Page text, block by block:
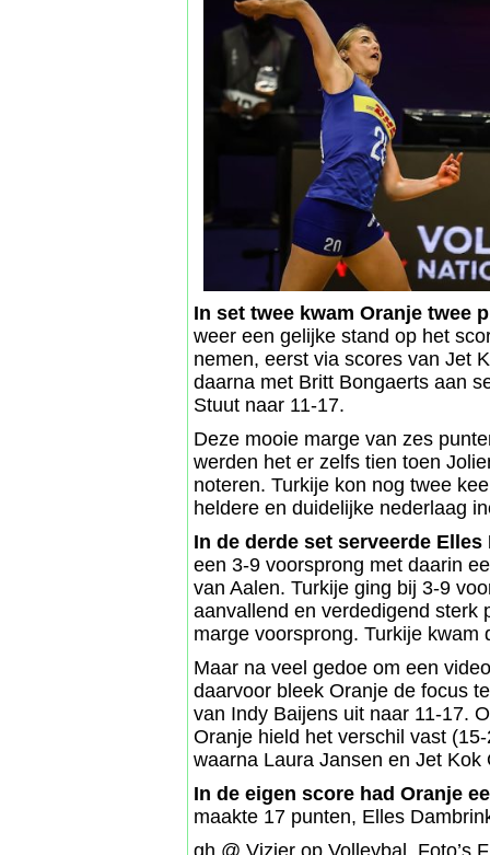
In set twee kwam Oranje twee
weer een gelijke stand op het
nemen, eerst via scores van Jet
daarna met Britt Bongaerts aan
Stuut naar 11-17.
Deze mooie marge van zes
werden het er zelfs tien toen
noteren. Turkije kon nog twee
heldere en duidelijke nederlaag
In de derde set serveerde Elles
een 3-9 voorsprong met daarin
van Aalen. Turkije ging bij 3-9
aanvallend en verdedigend sterk
marge voorsprong. Turkije
Maar na veel gedoe om een
daarvoor bleek Oranje de focus
van Indy Baijens uit naar 11-17.
Oranje hield het verschil vast
waarna Laura Jansen en Jet
In de eigen score had Oranje
maakte 17 punten, Elles